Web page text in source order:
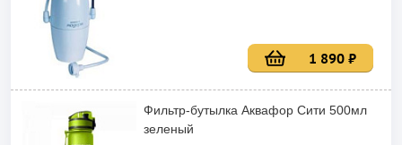
1 890 ₽
Фильтр-бутылка Аквафор Сити 500мл
зеленый